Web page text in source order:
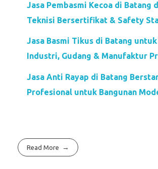
Jasa Pembasmi Kecoa di Batang
Teknisi Bersertifikat & Safety
Jasa Basmi Tikus di Batang untuk
Industri, Gudang & Manufaktur
Jasa Anti Rayap di Batang
Profesional untuk Bangunan
Read More